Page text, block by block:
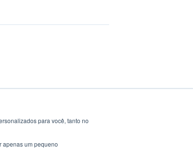
para você, tanto no
apenas um pequeno